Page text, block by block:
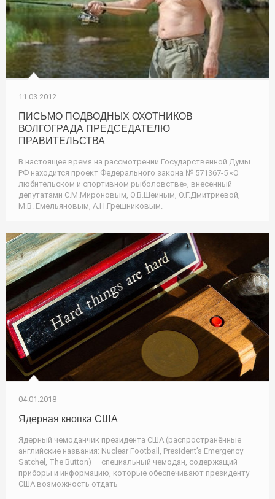
11.03.2012
ПИСЬМО ПОДВОДНЫХ ОХОТНИКОВ
ВОЛГОГРАДА ПРЕДСЕДАТЕЛЮ
ПРАВИТЕЛЬСТВА
В настоящее время на рассмотрении Государственной Думы
РФ находится проект Федерального закона № 571367-5 «О
любительском и спортивном рыболовстве», внесенный
депутатами С.М.Мироновым, О.В.Шеиным, О.Г.Дмитриевой,
М.В. Емельяновым, А.Н.Грешниковым.
04.01.2018
Ядерная кнопка США
Ядерный чемоданчик президента США (распространённые
английские названия: Nuclear Football, President’s Emergency
Satchel, The Button) — специальный чемодан, содержащий
приборы и информацию, которые обеспечивают президенту
США возможность отдать